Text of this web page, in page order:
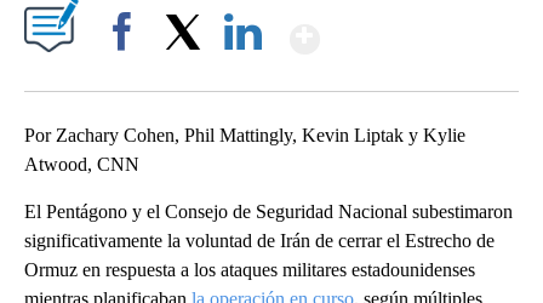
Por Zachary Cohen, Phil Mattingly, Kevin Liptak y Kylie
Atwood, CNN
El Pentágono y el Consejo de Seguridad Nacional subestimaron
significativamente la voluntad de Irán de cerrar el Estrecho de
Ormuz en respuesta a los ataques militares estadounidenses